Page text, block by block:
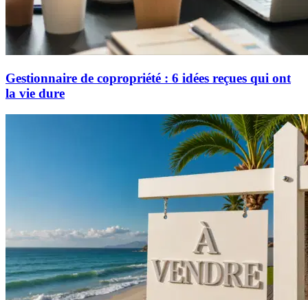
Gestionnaire de copropriété : 6 idées reçues qui ont
la vie dure